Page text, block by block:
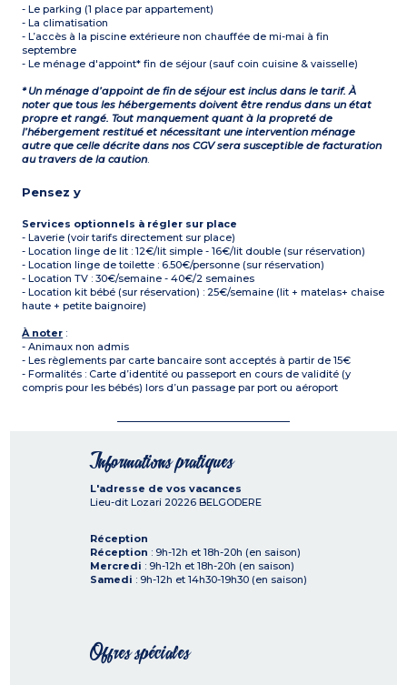
- Le parking (1 place par appartement)
- La climatisation
- L’accès à la piscine extérieure non chauffée de mi-mai à fin
septembre
- Le ménage d'appoint* fin de séjour (sauf coin cuisine & vaisselle)
* Un ménage d’appoint de fin de séjour est inclus dans le tarif. À
noter que tous les hébergements doivent être rendus dans un état
propre et rangé. Tout manquement quant à la propreté de
l’hébergement restitué et nécessitant une intervention ménage
autre que celle décrite dans nos CGV sera susceptible de facturation
au travers de la caution.
Pensez y
Services optionnels à régler sur place
- Laverie (voir tarifs directement sur place)
- Location linge de lit : 12€/lit simple - 16€/lit double (sur réservation)
- Location linge de toilette : 6.50€/personne (sur réservation)
- Location TV : 30€/semaine - 40€/2 semaines
- Location kit bébé (sur réservation) : 25€/semaine (lit + matelas+ chaise
haute + petite baignoire)
À noter :
- Animaux non admis
- Les règlements par carte bancaire sont acceptés à partir de 15€
- Formalités : Carte d’identité ou passeport en cours de validité (y
compris pour les bébés) lors d’un passage par port ou aéroport
Informations pratiques
L'adresse de vos vacances
Lieu-dit Lozari 20226 BELGODERE
Réception
Réception : 9h-12h et 18h-20h (en saison)
Mercredi : 9h-12h et 18h-20h (en saison)
Samedi : 9h-12h et 14h30-19h30 (en saison)
Offres spéciales